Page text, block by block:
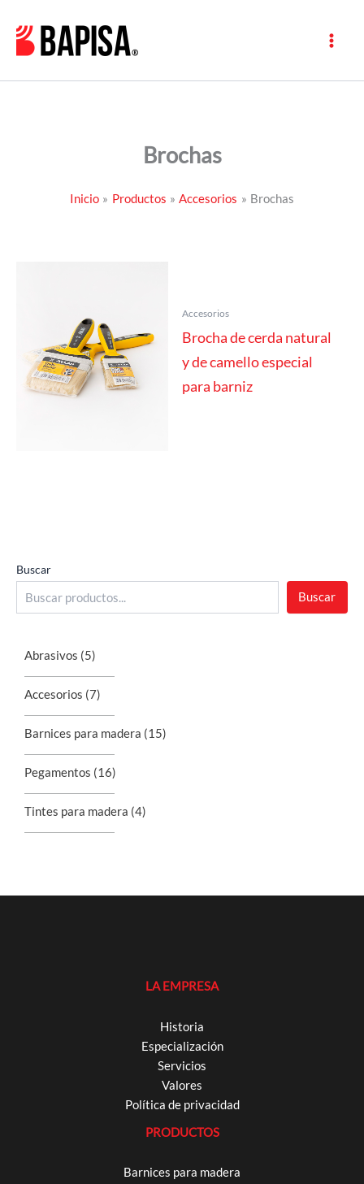
contenido
Brochas
Inicio Productos Accesorios Brochas
Buscar
Buscar
Abrasivos (5)
Accesorios (7)
Barnices para madera (15)
Pegamentos (16)
Tintes para madera (4)
Accesorios
Brocha de cerda natural
y de camello especial
para barniz
LA EMPRESA
Historia
Especialización
Servicios
Valores
Política de privacidad
PRODUCTOS
Barnices para madera